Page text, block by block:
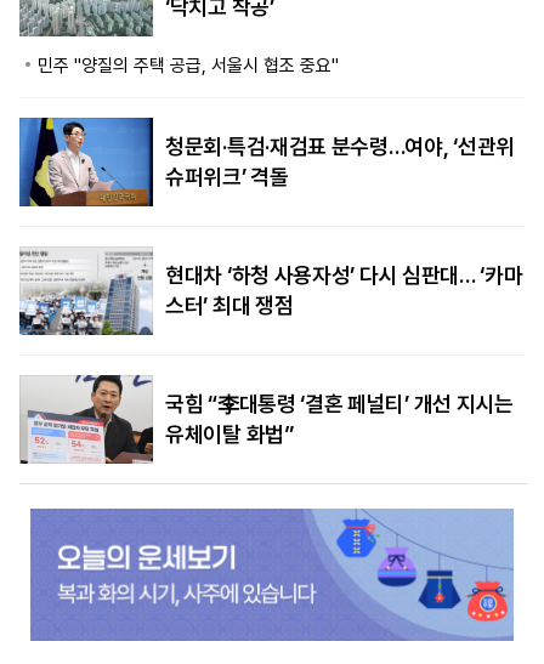
‘닥치고 착공’
민주 "양질의 주택 공급, 서울시 협조 중요"
청문회·특검·재검표 분수령…여야, ‘선관위
슈퍼위크’ 격돌
현대차 ‘하청 사용자성’ 다시 심판대… ‘카마
스터’ 최대 쟁점
국힘 “李대통령 ‘결혼 페널티’ 개선 지시는
유체이탈 화법”